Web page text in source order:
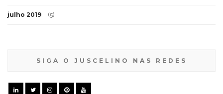
julho 2019 (5)
SIGA O JUSCELINO NAS REDES